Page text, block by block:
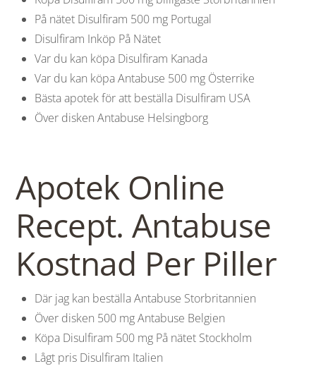
På nätet Disulfiram 500 mg Portugal
Disulfiram Inköp På Nätet
Var du kan köpa Disulfiram Kanada
Var du kan köpa Antabuse 500 mg Österrike
Bästa apotek för att beställa Disulfiram USA
Över disken Antabuse Helsingborg
Apotek Online
Recept. Antabuse
Kostnad Per Piller
Där jag kan beställa Antabuse Storbritannien
Över disken 500 mg Antabuse Belgien
Köpa Disulfiram 500 mg På nätet Stockholm
Lågt pris Disulfiram Italien